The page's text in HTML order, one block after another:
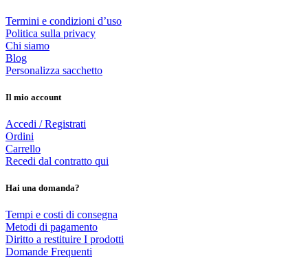
Termini e condizioni d’uso
Politica sulla privacy
Chi siamo
Blog
Personalizza sacchetto
Il mio account
Accedi / Registrati
Ordini
Carrello
Recedi dal contratto qui
Hai una domanda?
Tempi e costi di consegna
Metodi di pagamento
Diritto a restituire I prodotti
Domande Frequenti